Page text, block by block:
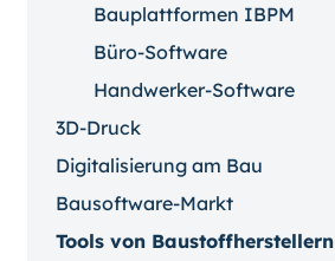
Bauplattformen IBPM
Büro-Software
Handwerker-Software
3D-Druck
Digitalisierung am Bau
Bausoftware-Markt
Tools von Baustoffherstellern